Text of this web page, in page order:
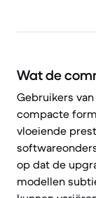
Wat de
Gebruikers
compacte
vloeiende
op dat de
modellen